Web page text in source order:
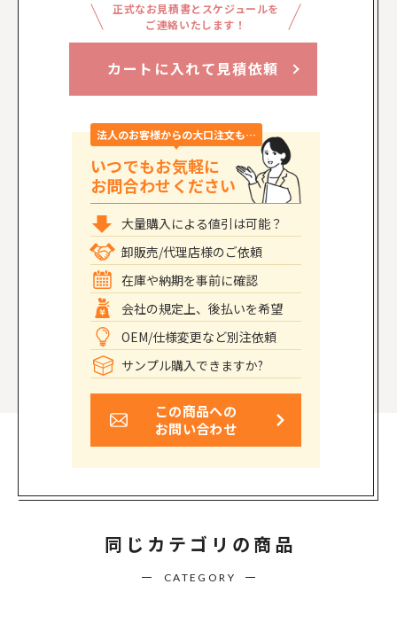
正式なお見積書とスケジュールを
ご連絡いたします！
カートに入れて見積依頼
法人のお客様からの大口注文も…
いつでもお気軽に
お問合わせください
大量購入による値引は可能？
卸販売/代理店様のご依頼
在庫や納期を事前に確認
会社の規定上、後払いを希望
OEM/仕様変更など別注依頼
サンプル購入できますか?
この商品への
お問い合わせ
同じカテゴリの商品
CATEGORY